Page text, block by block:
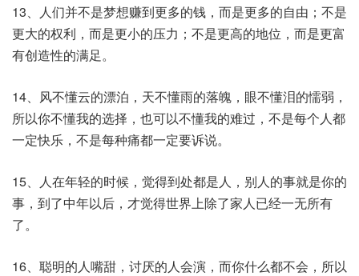
13、人们并不是梦想赚到更多的钱，而是更多的自由；不是
更大的权利，而是更小的压力；不是更高的地位，而是更富
有创造性的满足。
14、风不懂云的漂泊，天不懂雨的落魄，眼不懂泪的懦弱，
所以你不懂我的选择，也可以不懂我的难过，不是每个人都
一定快乐，不是每种痛都一定要诉说。
15、人在年轻的时候，觉得到处都是人，别人的事就是你的
事，到了中年以后，才觉得世界上除了家人已经一无所有
了。
16、聪明的人嘴甜，讨厌的人会演，而你什么都不会，所以